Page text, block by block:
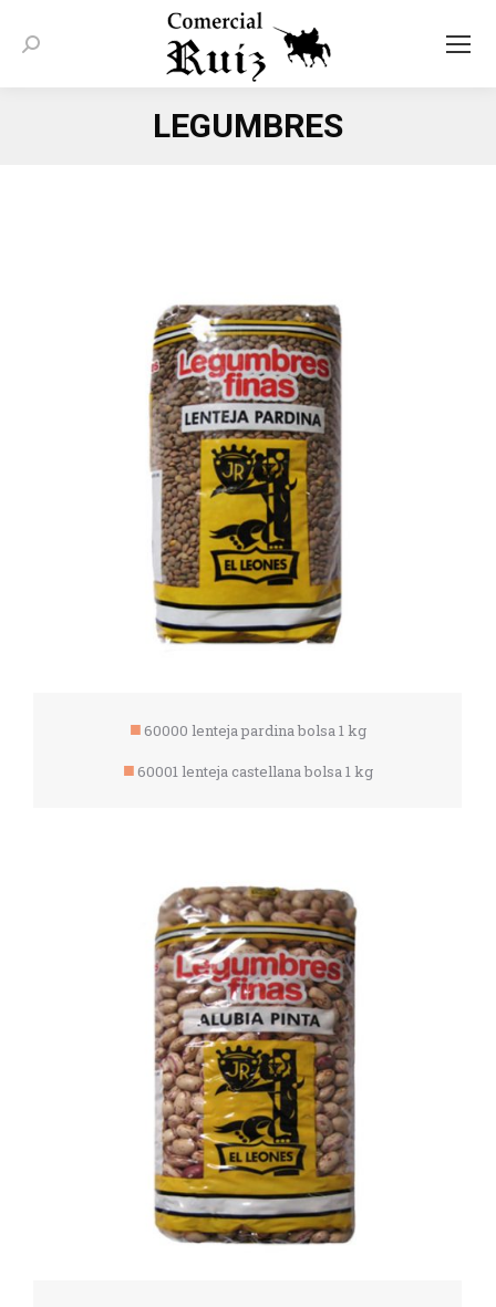
Buscar:
LEGUMBRES
60000 lenteja pardina bolsa 1 kg
60001 lenteja castellana bolsa 1 kg